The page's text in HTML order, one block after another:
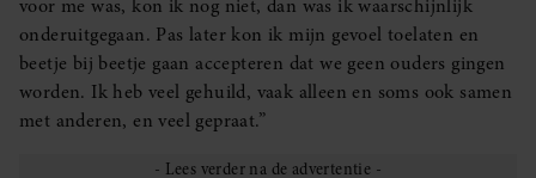
partners kunnen deze gegevens combineren met andere
informatie die u aan ze heeft verstrekt of die ze hebben
verzameld op basis van uw gebruik van hun services. U
gaat akkoord met onze cookies als u onze website blijft
voor me was, kon ik nog niet, dan was ik waarschijnlijk
onderuitgegaan. Pas later kon ik mijn gevoel toelaten en
beetje bij beetje gaan accepteren dat we geen ouders gingen
worden. Ik heb veel gehuild, vaak alleen en soms ook samen
met anderen, en veel gepraat.”